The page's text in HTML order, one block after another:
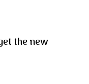
the new